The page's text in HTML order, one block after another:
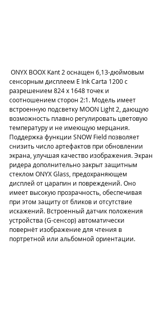
ONYX BOOX Kant 2 оснащен 6,13-дюймовым
сенсорным дисплеем E Ink Carta 1200 с
разрешением 824 x 1648 точек и
соотношением сторон 2:1. Модель имеет
встроенную подсветку MOON Light 2, дающую
возможность плавно регулировать цветовую
температуру и не имеющую мерцания.
Поддержка функции SNOW Field позволяет
снизить число артефактов при обновлении
экрана, улучшая качество изображения. Экран
ридера дополнительно закрыт защитным
стеклом ONYX Glass, предохраняющем
дисплей от царапин и повреждений. Оно
имеет высокую прозрачность, обеспечивая
при этом защиту от бликов и отсутствие
искажений. Встроенный датчик положения
устройства (G-сенсор) автоматически
повернёт изображение для чтения в
портретной или альбомной ориентации.